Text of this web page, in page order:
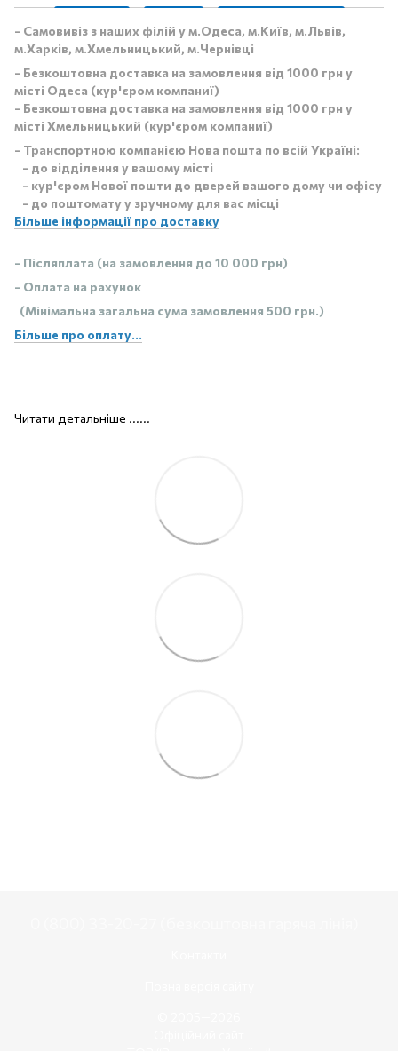
- Самовивіз з наших філій у м.Одеса, м.Київ, м.Львів,
м.Харків, м.Хмельницький, м.Чернівці
- Безкоштовна доставка на замовлення від 1000 грн у
місті Одеса (кур'єром компаниї)
- Безкоштовна доставка на замовлення від 1000 грн у
місті Хмельницький (кур'єром компаниї)
- Транспортною компанією Нова пошта по всій Україні:
- до відділення у вашому місті
- кур'єром Нової пошти до дверей вашого дому чи офісу
- до поштомату у зручному для вас місці
Більше інформації про доставку
- Післяплата (на замовлення до 10 000 грн)
- Оплата на рахунок
(Мінімальна загальна сума замовлення 500 грн.)
Більше про оплату...
Читати детальніше ......